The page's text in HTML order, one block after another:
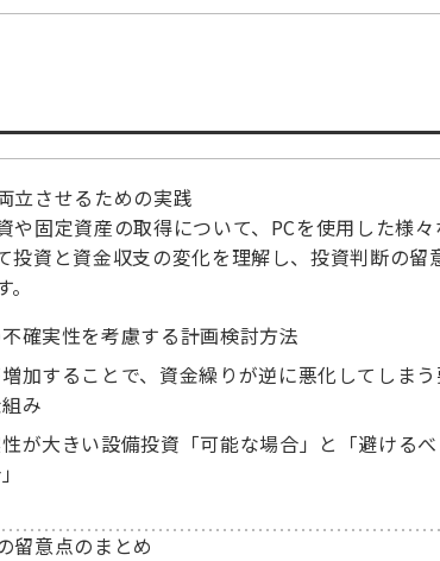
立させるための実践
や固定資産の取得について、PCを使用した様々
投資と資金収支の変化を理解し、投資判断の留
確実性を考慮する計画検討方法
加することで、資金繰りが逆に悪化してしま
み
が大きい設備投資「可能な場合」と「避けるべ
留意点のまとめ